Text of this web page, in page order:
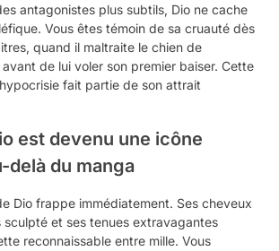
antagonistes plus subtils, Dio ne cache
Vous êtes témoin de sa cruauté dès
quand il maltraite le chien de
de lui voler son premier baiser. Cette
fait partie de son attrait
est devenu une icône
delà du manga
Dio frappe immédiatement. Ses cheveux
sculpté et ses tenues extravagantes
reconnaissable entre mille. Vous